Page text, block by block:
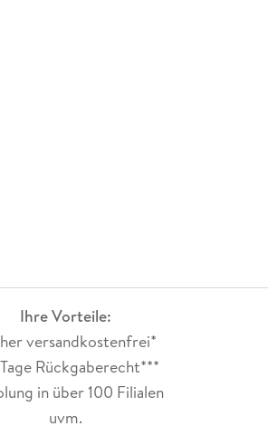
Ihre Vorteile:
versandkostenfrei*
Rückgaberecht***
in über 100 Filialen
uvm.